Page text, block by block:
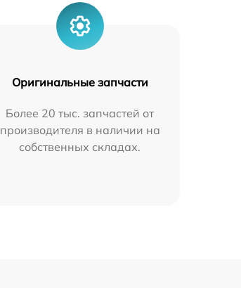
Оригинальные запчасти
Более 20 тыс. запчастей от
производителя в наличии на
собственных складах.